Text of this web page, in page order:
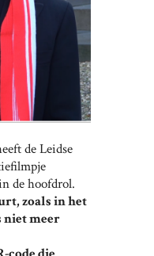
de Leidse
de hoofdrol.
zoals in het
niet meer